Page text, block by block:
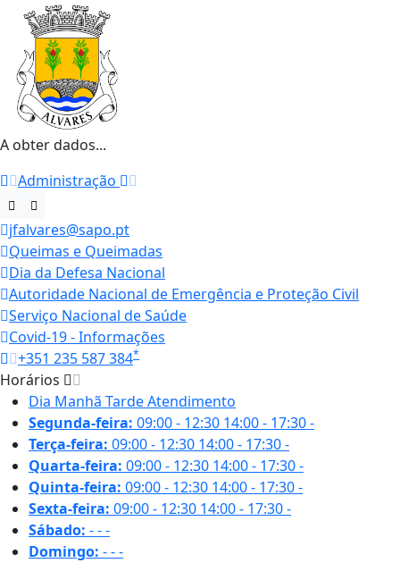
A obter dados...
Administração
jfalvares@sapo.pt
Queimas e Queimadas
Dia da Defesa Nacional
Autoridade Nacional de Emergência e Proteção Civil
Serviço Nacional de Saúde
Covid-19 - Informações
+351 235 587 384*
Horários
Dia Manhã TardeAtendimento
Segunda-feira: 09:00 - 12:30 14:00 - 17:30-
Terça-feira: 09:00 - 12:30 14:00 - 17:30-
Quarta-feira: 09:00 - 12:30 14:00 - 17:30-
Quinta-feira: 09:00 - 12:30 14:00 - 17:30-
Sexta-feira: 09:00 - 12:30 14:00 - 17:30-
Sábado: ---
Domingo: ---